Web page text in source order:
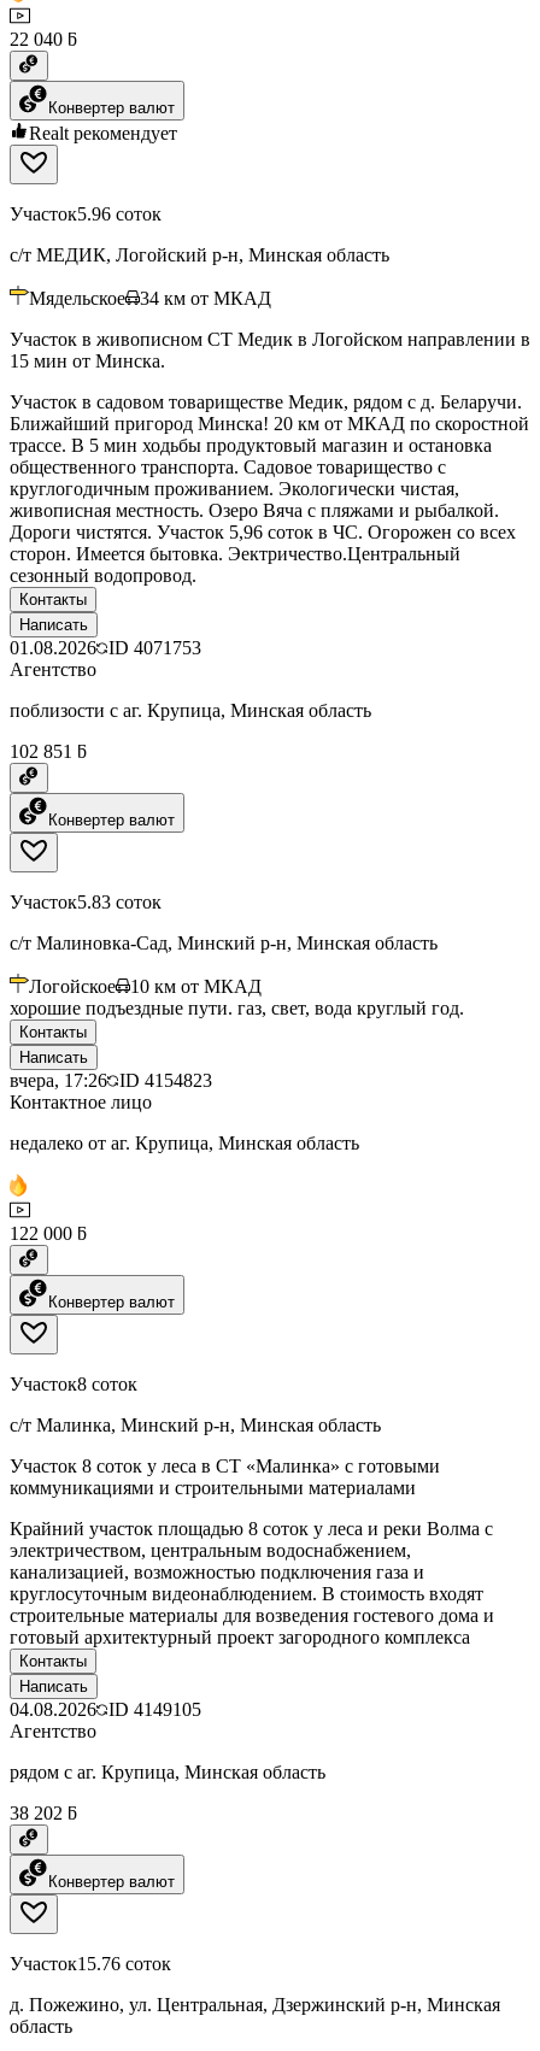
22 040 ƃ
Конвертер валют
Realt рекомендует
Участок5.96 соток
с/т МЕДИК, Логойский р-н, Минская область
Мядельское 34 км от МКАД
Участок в живописном СТ Медик в Логойском направлении в
15 мин от Минска.
Участок в садовом товариществе Медик, рядом с д. Беларучи.
Ближайший пригород Минска! 20 км от МКАД по скоростной
трассе. В 5 мин ходьбы продуктовый магазин и остановка
общественного транспорта. Садовое товарищество с
круглогодичным проживанием. Экологически чистая,
живописная местность. Озеро Вяча с пляжами и рыбалкой.
Дороги чистятся. Участок 5,96 соток в ЧС. Огорожен со всех
сторон. Имеется бытовка. Эектричество.Центральный
сезонный водопровод.
Контакты
Написать
01.08.2026 ID 4071753
Агентство
поблизости с аг. Крупица, Минская область
102 851 ƃ
Конвертер валют
Участок5.83 соток
с/т Малиновка-Сад, Минский р-н, Минская область
Логойское 10 км от МКАД
хорошие подъездные пути. газ, свет, вода круглый год.
Контакты
Написать
вчера, 17:26 ID 4154823
Контактное лицо
недалеко от аг. Крупица, Минская область
122 000 ƃ
Конвертер валют
Участок8 соток
с/т Малинка, Минский р-н, Минская область
Участок 8 соток у леса в СТ «Малинка» с готовыми
коммуникациями и строительными материалами
Крайний участок площадью 8 соток у леса и реки Волма с
электричеством, центральным водоснабжением,
канализацией, возможностью подключения газа и
круглосуточным видеонаблюдением. В стоимость входят
строительные материалы для возведения гостевого дома и
готовый архитектурный проект загородного комплекса
Контакты
Написать
04.08.2026 ID 4149105
Агентство
рядом с аг. Крупица, Минская область
38 202 ƃ
Конвертер валют
Участок15.76 соток
д. Пожежино, ул. Центральная, Дзержинский р-н, Минская
область